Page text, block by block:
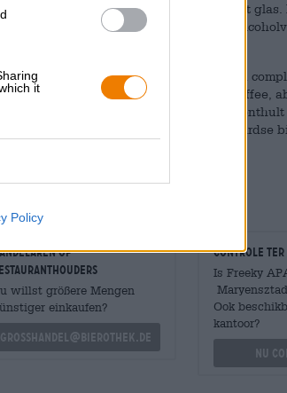
it
Policy
citrusfris fruit en dennentoppen in het glas.
zuurgraad laat deze succesvolle
gouden kleur in het glas en
wit schuim. Een reukverrukking van toffee,
de lucht en nodigt uit tot drinken. Dit onthult
en grasachtige aroma's en een frisse, aardse
of
willst größere Mengen
einkaufen?
grosshandel@bierothek.de
Controle ter
Is Freeky
Ook
kantoor?
Nu